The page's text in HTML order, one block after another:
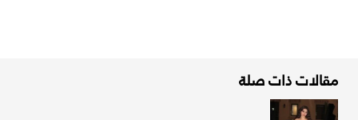
مقالات ذات صلة